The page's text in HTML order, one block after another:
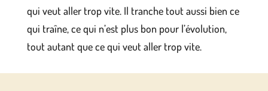
qui veut aller trop vite. Il tranche tout aussi bien ce
qui traîne, ce qui n’est plus bon pour l’évolution,
tout autant que ce qui veut aller trop vite.